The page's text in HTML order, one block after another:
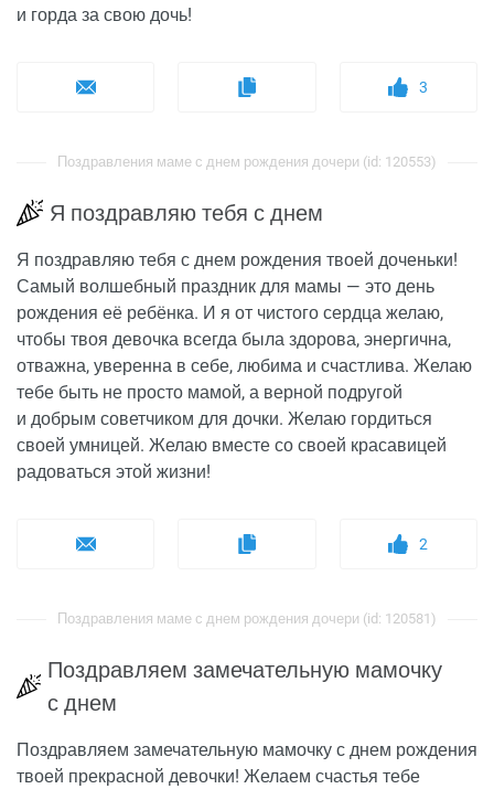
и горда за свою дочь!
3
Поздравления маме с днем рождения дочери (id: 120553)
Я поздравляю тебя с днем
Я поздравляю тебя с днем рождения твоей доченьки!
Самый волшебный праздник для мамы — это день
рождения её ребёнка. И я от чистого сердца желаю,
чтобы твоя девочка всегда была здорова, энергична,
отважна, уверенна в себе, любима и счастлива. Желаю
тебе быть не просто мамой, а верной подругой
и добрым советчиком для дочки. Желаю гордиться
своей умницей. Желаю вместе со своей красавицей
радоваться этой жизни!
2
Поздравления маме с днем рождения дочери (id: 120581)
Поздравляем замечательную мамочку
с днем
Поздравляем замечательную мамочку с днем рождения
твоей прекрасной девочки! Желаем счастья тебе